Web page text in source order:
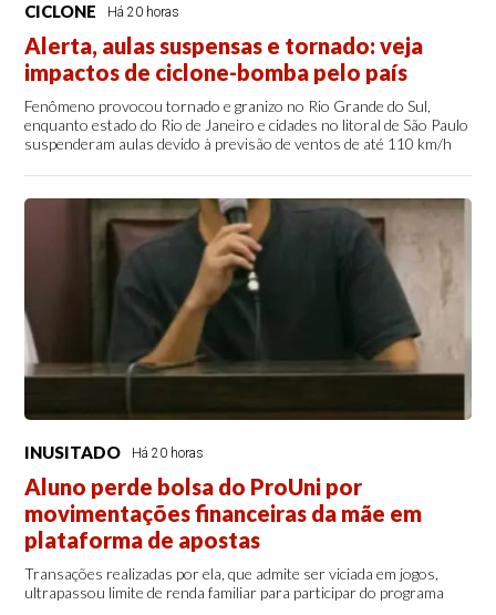
CICLONE Há 20 horas
Alerta, aulas suspensas e tornado: veja
impactos de ciclone-bomba pelo país
Fenômeno provocou tornado e granizo no Rio Grande do Sul,
enquanto estado do Rio de Janeiro e cidades no litoral de São Paulo
suspenderam aulas devido à previsão de ventos de até 110 km/h
INUSITADO Há 20 horas
Aluno perde bolsa do ProUni por
movimentações financeiras da mãe em
plataforma de apostas
Transações realizadas por ela, que admite ser viciada em jogos,
ultrapassou limite de renda familiar para participar do programa